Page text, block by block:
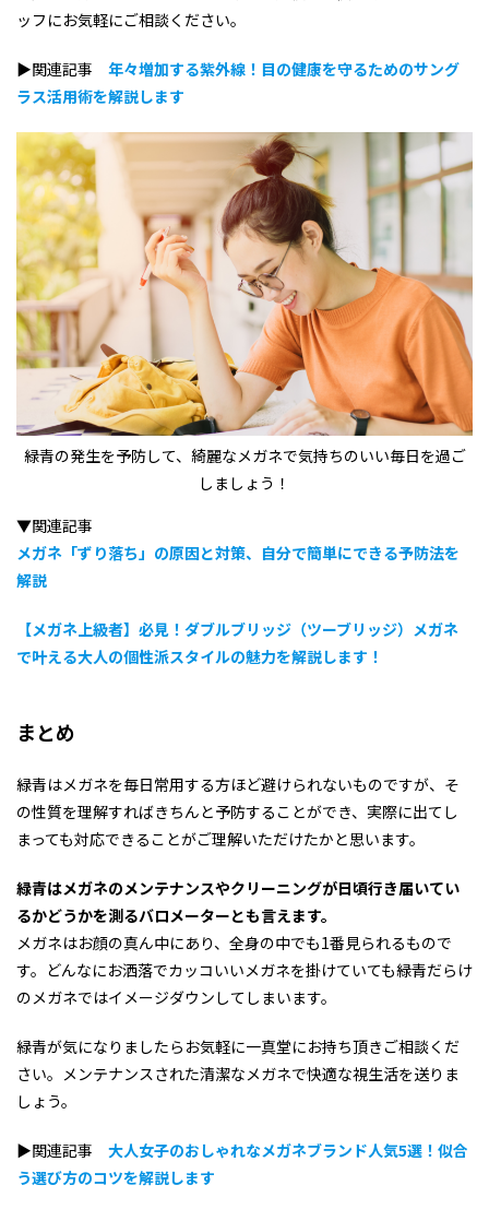
ッフにお気軽にご相談ください。
▶関連記事 年々増加する紫外線！目の健康を守るためのサング
ラス活用術を解説します
緑青の発生を予防して、綺麗なメガネで気持ちのいい毎日を過ご
しましょう！
▼関連記事
メガネ「ずり落ち」の原因と対策、自分で簡単にできる予防法を
解説
【メガネ上級者】必見！ダブルブリッジ（ツーブリッジ）メガネ
で叶える大人の個性派スタイルの魅力を解説します！
まとめ
緑青はメガネを毎日常用する方ほど避けられないものですが、そ
の性質を理解すればきちんと予防することができ、実際に出てし
まっても対応できることがご理解いただけたかと思います。
緑青はメガネのメンテナンスやクリーニングが日頃行き届いてい
るかどうかを測るバロメーターとも言えます。
メガネはお顔の真ん中にあり、全身の中でも1番見られるもので
す。どんなにお洒落でカッコいいメガネを掛けていても緑青だらけ
のメガネではイメージダウンしてしまいます。
緑青が気になりましたらお気軽に一真堂にお持ち頂きご相談くだ
さい。メンテナンスされた清潔なメガネで快適な視生活を送りま
しょう。
▶関連記事 大人女子のおしゃれなメガネブランド人気5選！似合
う選び方のコツを解説します